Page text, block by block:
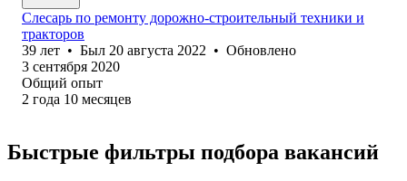
Слесарь по ремонту дорожно-строительный техники и
тракторов
39 лет • Был 20 августа 2022 • Обновлено
3 сентября 2020
Общий опыт
2 года 10 месяцев
Быстрые фильтры подбора вакансий